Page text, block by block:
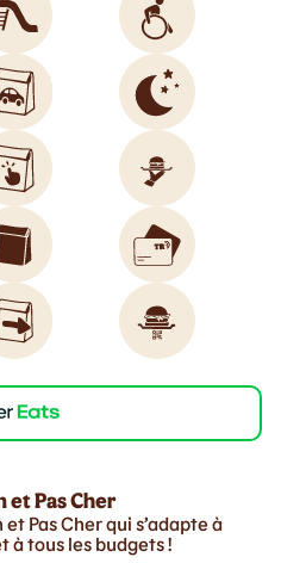
et Pas Cher
et Pas Cher qui s’adapte à
à tous les budgets !